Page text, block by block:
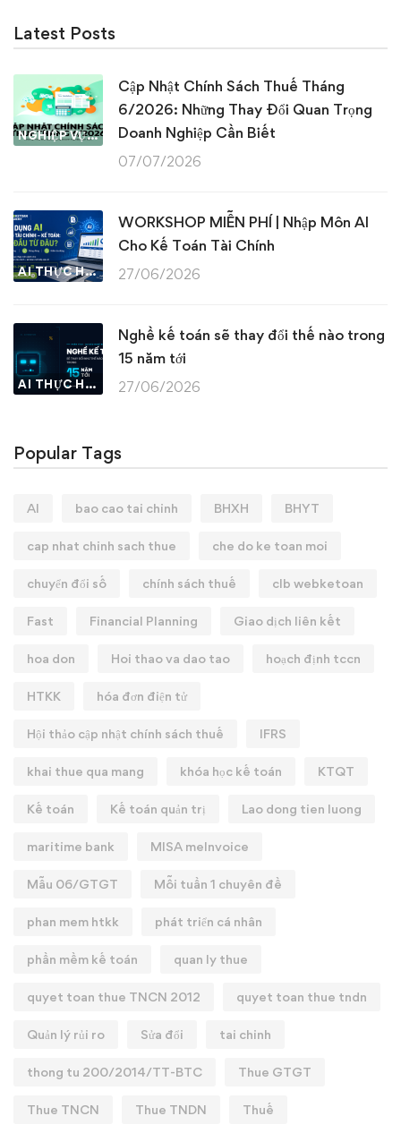
Latest Posts
NGHIỆP VỤ KẾ TOÁN & THUẾ
Cập Nhật Chính Sách Thuế Tháng
6/2026: Những Thay Đổi Quan Trọng
Doanh Nghiệp Cần Biết
07/07/2026
AI THỰC HÀNH
WORKSHOP MIỄN PHÍ | Nhập Môn AI
Cho Kế Toán Tài Chính
27/06/2026
AI THỰC HÀNH
Nghề kế toán sẽ thay đổi thế nào trong
15 năm tới
27/06/2026
Popular Tags
AI bao cao tai chinh BHXH BHYT
cap nhat chinh sach thue che do ke toan moi
chuyển đổi số chính sách thuế clb webketoan
Fast Financial Planning Giao dịch liên kết
hoa don Hoi thao va dao tao hoạch định tccn
HTKK hóa đơn điện tử
Hội thảo cập nhật chính sách thuế IFRS
khai thue qua mang khóa học kế toán KTQT
Kế toán Kế toán quản trị Lao dong tien luong
maritime bank MISA meInvoice
Mẫu 06/GTGT Mỗi tuần 1 chuyên đề
phan mem htkk phát triển cá nhân
phần mềm kế toán quan ly thue
quyet toan thue TNCN 2012 quyet toan thue tndn
Quản lý rủi ro Sửa đổi tai chinh
thong tu 200/2014/TT-BTC Thue GTGT
Thue TNCN Thue TNDN Thuế